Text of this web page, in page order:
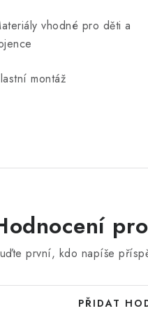
vhodné pro děti a
montáž
první, kdo napíše
PŘIDAT